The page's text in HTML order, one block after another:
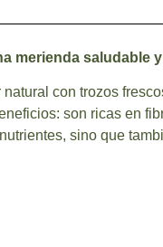
merienda saludable
con trozos
son ricas en
sino que